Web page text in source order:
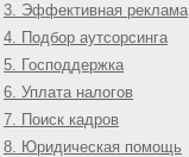
3. Эффективная реклама
4. Подбор аутсорсинга
5. Господдержка
6. Уплата налогов
7. Поиск кадров
8. Юридическая помощь